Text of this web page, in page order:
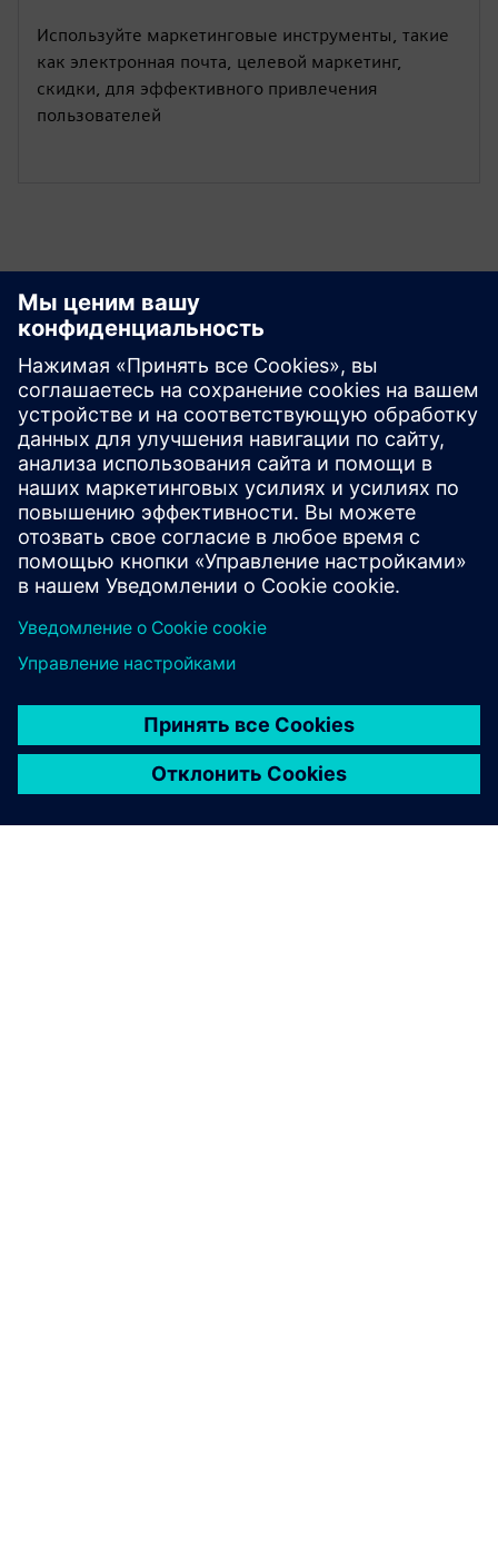
Используйте маркетинговые инструменты, такие
как электронная почта, целевой маркетинг,
скидки, для эффективного привлечения
пользователей
Изучайте ресурсы и
сопутствующие
продукты
Дополнительная информация и
ресурсы
Знакомство с Numocity